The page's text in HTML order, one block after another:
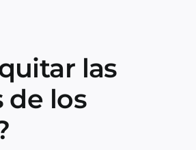
las
de los